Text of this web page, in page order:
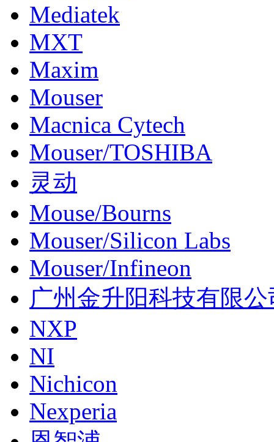
Mediatek
MXT
Maxim
Mouser
Macnica Cytech
Mouser/TOSHIBA
灵动
Mouse/Bourns
Mouser/Silicon Labs
Mouser/Infineon
广州金升阳科技有限公
NXP
NI
Nichicon
Nexperia